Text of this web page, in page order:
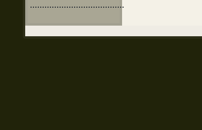
·······································